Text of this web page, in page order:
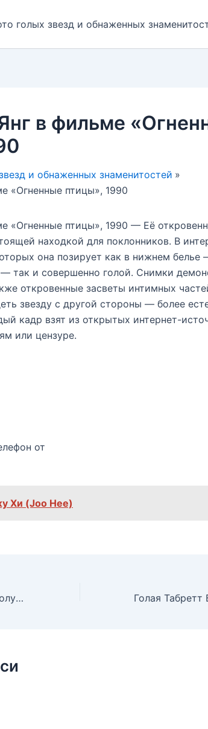
голых звезд и обнаженных
в фильме
и обнаженных знаменитостей
«Огненные птицы», 1990
«Огненные птицы», 1990 — Её
находкой для поклонников. В
она позирует как в нижнем белье
— так и совершенно голой. Снимки
откровенные засветы интимных
звезду с другой стороны — более
кадр взят из открытых интернет-
или цензуре.
от
Хи (Joo Hee)
Вера Воронкова показала голую грудь в фильме «Роль», 1993